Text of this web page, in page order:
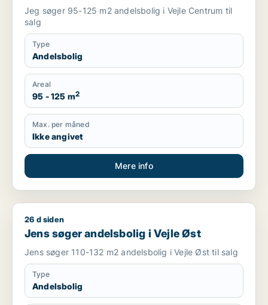
Jeg søger 95-125 m2 andelsbolig i Vejle Centrum til
salg
Type
Andelsbolig
Areal
95 - 125 m2
Max. per måned
Ikke angivet
Mere info
Jens søger andelsbolig i Vejle Øst
26 d siden
Jens søger andelsbolig i Vejle Øst
Jens søger 110-132 m2 andelsbolig i Vejle Øst til salg
Type
Andelsbolig